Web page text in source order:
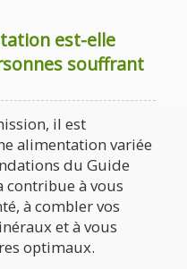
est-elle
souffrant
il est
alimentation variée
du Guide
contribue à vous
à combler vos
et à vous
optimaux.